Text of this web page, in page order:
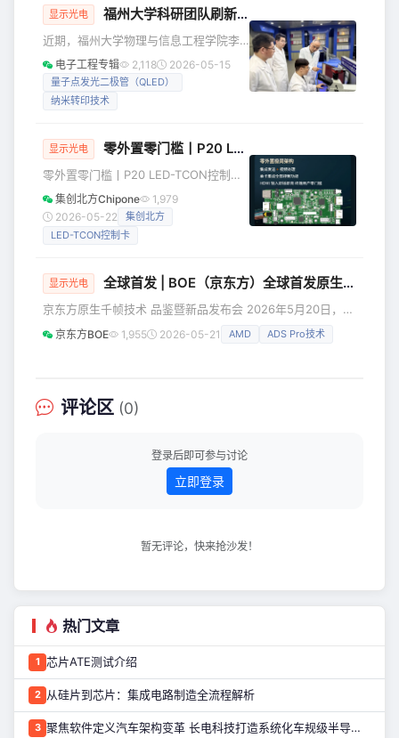
规模化落地消费市场。 基于京东方业界
动态无拖影技术，ASUS ROG在其全新
的电竞旗舰笔记本ROG枪神10 Plus超竞
版上全球首发了ELMB（Extr
显示光电 福州大学科研团队刷新量子点显示极限，实现25400 PPI像素密度！
近期，福州大学物理与信息工程学院李
福山教授团队的青年教师林立华，从中
国传统民俗“模压月饼”和“盖章作画”中获
得灵感，基于纳米转印技术，成功制备
25400 PPI（每英寸像素数）。 该成果
彻底打破了长期制约行业的“高分辨率”、
“红绿蓝全彩”与“高性能”难以兼得的“不
可能三角”，标志着我国在高端显示芯片
领域取得了一项自主可控的原创性
电子工程专辑 2,118 2026-05-15
量子点发光二极管（QLED）
纳米转印技术
显示光电 零外置零门槛丨P20 LED-TCON控制卡重磅登场，重构LED显示体验！
零外置零门槛丨P20 LED-TCON控制卡
重磅登场，重构LED显示体验！ 近日，
集创北方重磅推出LED-TCON家族全新
成员 — P系列LED-TCON P20控制卡。
控制、视频处理领域的核心技术积累，
真正做到了"像使用液晶显示器一样使用
LED屏"，为商业显示的规模化普及提供
了全新解决方案。 零外置一体化架构
集创北方Chipone
1,979
2026-05-22
集创北方
LED-TCON控制卡
显示光电 全球首发 | BOE（京东方）全球首发原生千帧FHD护眼电竞显示器 真千帧硬实力引领电竞高刷新时代
京东方原生千帧技术 品鉴暨新品发布会 2026年5月20日，在
这个表达热爱的日子里，BOE（京东方）以一场原生千帧技术
品鉴暨新品发布会，向每一位热爱电竞的玩家深情告白：“千
AMD、京东等产业生态伙伴，全球首发原生千帧FHD护眼电
竞显示器。这并非一次简单的参数刷新——通过多项技术突
京东方BOE 1,955 2026-05-21 AMD ADS Pro技术
评论区 (0)
登录后即可参与讨论
立即登录
暂无评论，快来抢沙发！
热门文章
1 芯片ATE测试介绍
2 从硅片到芯片：集成电路制造全流程解析
3 聚焦软件定义汽车架构变革 长电科技打造系统化车规级半导体封测能力